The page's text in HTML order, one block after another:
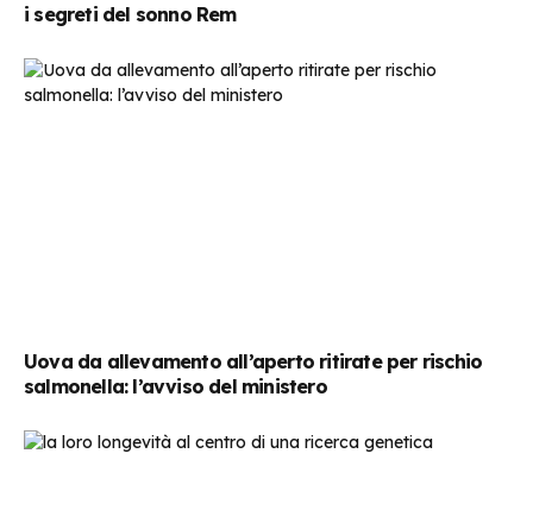
i segreti del sonno Rem
Uova da allevamento all’aperto ritirate per rischio
salmonella: l’avviso del ministero